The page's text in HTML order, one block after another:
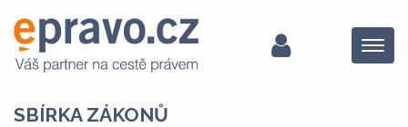
Menu
SBÍRKA ZÁKONŮ